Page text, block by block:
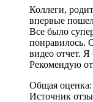
Коллеги,
впервые пошел
Все было
понравилось.
видео отчет.
Рекомендую
Общая оценка:
Источник